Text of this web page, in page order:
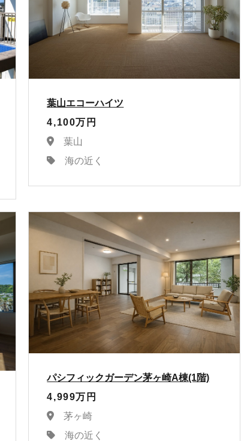
葉山エコーハイツ
4,100万円
葉山
海の近く
パシフィックガーデン茅ヶ崎A棟(1階)
4,999万円
茅ヶ崎
海の近く